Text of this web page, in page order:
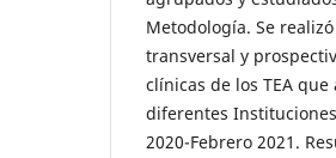
Metodología. Se
transversal y
clínicas de los TEA
diferentes
2020-Febrero 2021.